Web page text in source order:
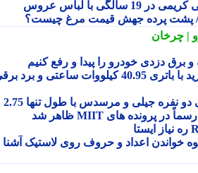
لباس عروس
پرده جهش قیمت مرغ چیست؟
دزدی خودرو را پیدا و رفع کنیم
نیسان NX7 پلاگین هیبرید با باتری 40.95 کیلووات ساعتی و برد برقی
Smart #2؛ میکرو-برقی دو نفره جیلی و مرسدس با طول تنها 2.75
اعداد و حروف روی لاستیک آشنا